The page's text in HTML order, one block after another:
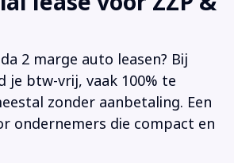
2 marge auto leasen? Bij
je btw-vrij, vaak 100% te
zonder aanbetaling. Een
ondernemers die compact en